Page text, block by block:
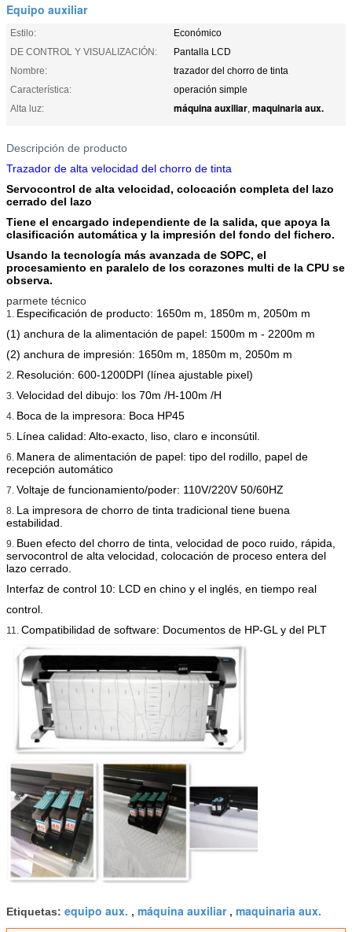
Equipo auxiliar
Estilo:
Económico
DE CONTROL Y VISUALIZACIÓN:
Pantalla LCD
Nombre:
trazador del chorro de tinta
Característica:
operación simple
Alta luz:
máquina auxiliar, maquinaria aux.
Descripción de producto
Trazador de alta velocidad del chorro de tinta
Servocontrol de alta velocidad, colocación completa del lazo
cerrado del lazo
Tiene el encargado independiente de la salida, que apoya la
clasificación automática y la impresión del fondo del fichero.
Usando la tecnología más avanzada de SOPC, el
procesamiento en paralelo de los corazones multi de la CPU se
observa.
parmete técnico
1. Especificación de producto: 1650m m, 1850m m, 2050m m
(1) anchura de la alimentación de papel: 1500m m - 2200m m
(2) anchura de impresión: 1650m m, 1850m m, 2050m m
2. Resolución: 600-1200DPI (línea ajustable pixel)
3. Velocidad del dibujo: los 70m /H-100m /H
4. Boca de la impresora: Boca HP45
5. Línea calidad: Alto-exacto, liso, claro e inconsútil.
6. Manera de alimentación de papel: tipo del rodillo, papel de
recepción automático
7. Voltaje de funcionamiento/poder: 110V/220V 50/60HZ
8. La impresora de chorro de tinta tradicional tiene buena
estabilidad.
9. Buen efecto del chorro de tinta, velocidad de poco ruido, rápida,
servocontrol de alta velocidad, colocación de proceso entera del
lazo cerrado.
Interfaz de control 10: LCD en chino y el inglés, en tiempo real
control.
11. Compatibilidad de software: Documentos de HP-GL y del PLT
Etiquetas: equipo aux. , máquina auxiliar, maquinaria aux.